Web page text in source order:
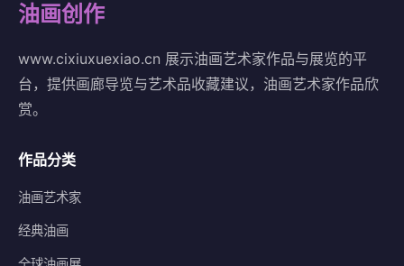
油画创作
www.cixiuxuexiao.cn 展示油画艺术家作品与展览的平
台，提供画廊导览与艺术品收藏建议，油画艺术家作品欣
赏。
作品分类
油画艺术家
经典油画